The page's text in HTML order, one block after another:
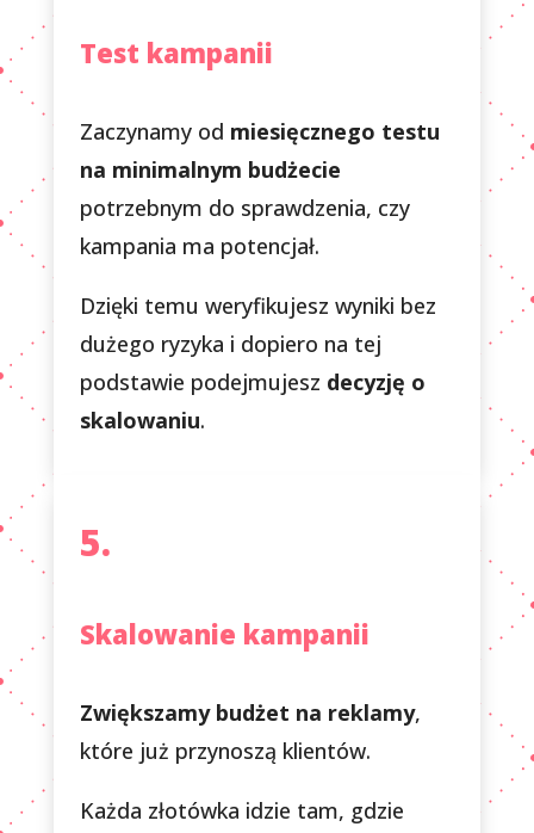
Test kampanii
Zaczynamy od miesięcznego testu
na minimalnym budżecie
potrzebnym do sprawdzenia, czy
kampania ma potencjał.
Dzięki temu weryfikujesz wyniki bez
dużego ryzyka i dopiero na tej
podstawie podejmujesz decyzję o
skalowaniu.
5.
Skalowanie kampanii
Zwiększamy budżet na reklamy,
które już przynoszą klientów.
Każda złotówka idzie tam, gdzie